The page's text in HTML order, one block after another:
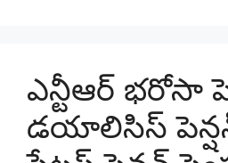
ఎన్టీఆర్ భరోసా
డయాలిసిస్